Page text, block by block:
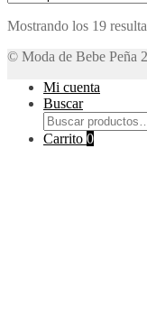
Mostrando los 19
© Moda de Bebe Peña
Mi cuenta
Buscar
Buscar
por:
Carrito 0